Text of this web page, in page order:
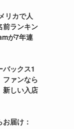
リカで人
前ランキン
が7年連
バックス1
ファンなら
新しい入店
届け：